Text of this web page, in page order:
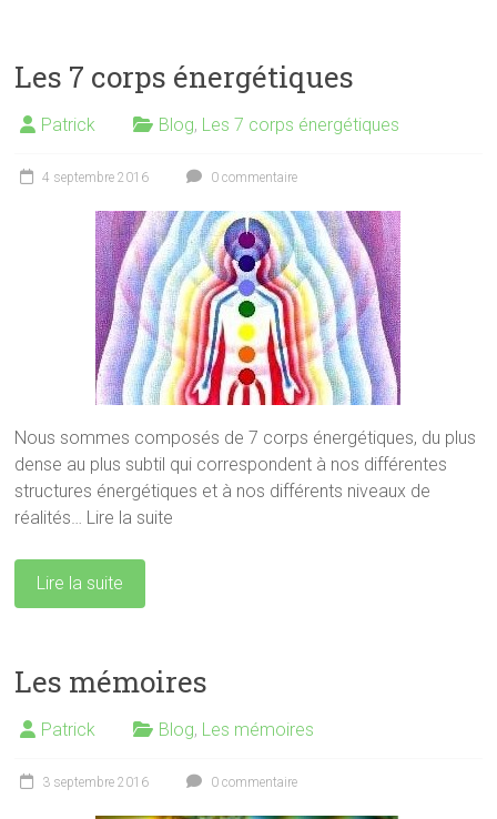
Les 7 corps énergétiques
Patrick Blog, Les 7 corps énergétiques
4 septembre 2016 0 commentaire
Nous sommes composés de 7 corps énergétiques, du plus
dense au plus subtil qui correspondent à nos différentes
structures énergétiques et à nos différents niveaux de
réalités… Lire la suite
Lire la suite
Les mémoires
Patrick Blog, Les mémoires
3 septembre 2016 0 commentaire